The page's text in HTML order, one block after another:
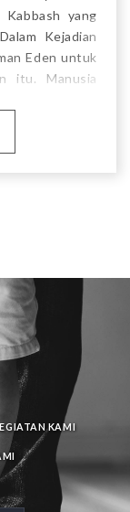
Kabbash yang
Kejadian
Eden untuk
itu. Manusia
KAMI